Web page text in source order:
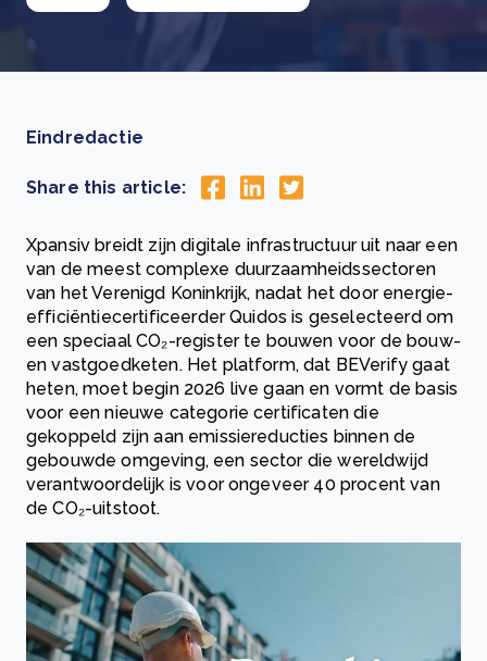
Eindredactie
Share this article:
Xpansiv breidt zijn digitale infrastructuur uit naar een
van de meest complexe duurzaamheidssectoren
van het Verenigd Koninkrijk, nadat het door energie­
efficiëntie­certificeerder Quidos is geselecteerd om
een speciaal CO₂-register te bouwen voor de bouw-
en vastgoedketen. Het platform, dat BEVerify gaat
heten, moet begin 2026 live gaan en vormt de basis
voor een nieuwe categorie certificaten die
gekoppeld zijn aan emissiereducties binnen de
gebouwde omgeving, een sector die wereldwijd
verantwoordelijk is voor ongeveer 40 procent van
de CO₂-uitstoot.